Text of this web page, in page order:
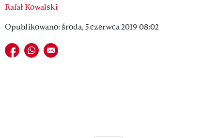
Rafał Kowalski
Opublikowano: środa, 5 czerwca 2019 08:02
Udostępnij na facebook
Udostępnij na whatsapp
E-mail do przyjaciela